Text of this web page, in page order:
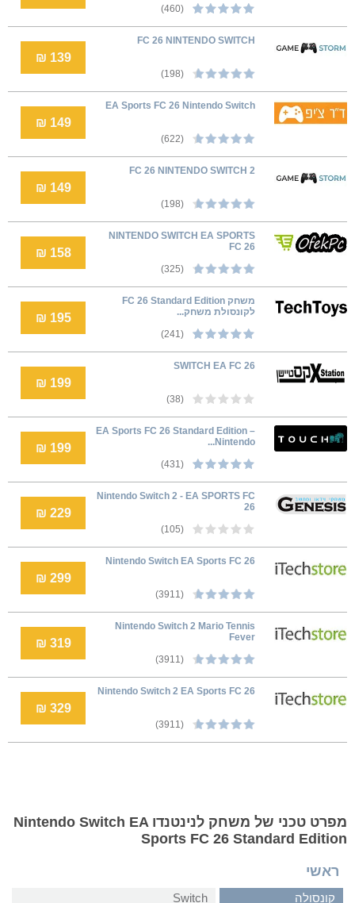
(460)
FC 26 NINTENDO SWITCH
(198)
139 ₪
EA Sports FC 26 Nintendo Switch
(622)
149 ₪
FC 26 NINTENDO SWITCH 2
(198)
149 ₪
NINTENDO SWITCH EA SPORTS
FC 26
(325)
158 ₪
משחק FC 26 Standard Edition
לקונסולת משחק...
(241)
195 ₪
SWITCH EA FC 26
(38)
199 ₪
EA Sports FC 26 Standard Edition –
Nintendo...
(431)
199 ₪
Nintendo Switch 2 - EA SPORTS FC
26
(105)
229 ₪
Nintendo Switch EA Sports FC 26
(3911)
299 ₪
Nintendo Switch 2 Mario Tennis
Fever
(3911)
319 ₪
Nintendo Switch 2 EA Sports FC 26
(3911)
329 ₪
מפרט טכני של משחק לנינטנדו Nintendo Switch EA
Sports FC 26 Standard Edition
ראשי
קונסולה Switch